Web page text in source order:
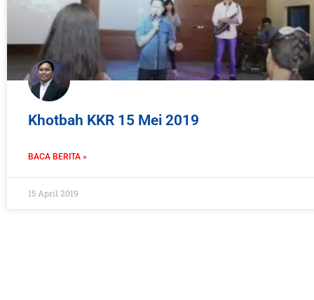
Khotbah KKR 15 Mei 2019
BACA BERITA »
15 April 2019